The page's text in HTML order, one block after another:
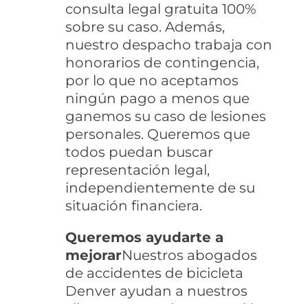
consulta legal gratuita 100%
sobre su caso. Además,
nuestro despacho trabaja con
honorarios de contingencia,
por lo que no aceptamos
ningún pago a menos que
ganemos su caso de lesiones
personales. Queremos que
todos puedan buscar
representación legal,
independientemente de su
situación financiera.
Queremos ayudarte a
mejorarNuestros abogados
de accidentes de bicicleta
Denver ayudan a nuestros